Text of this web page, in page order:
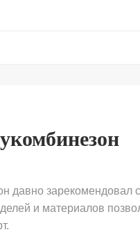
давно зарекомендовал
и материалов